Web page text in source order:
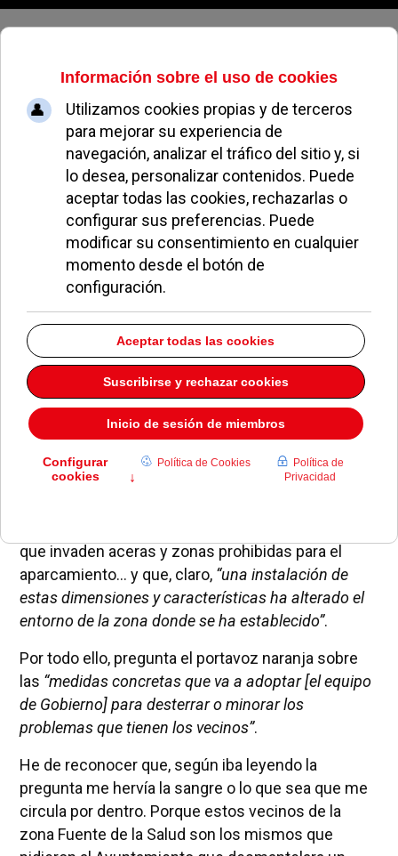
Viernes, 07 de agosto de 2026
¿Qué les pasa a algunos vecinos
cascarrabias de Fuente de la
Salud?
EL AVISPA BAJA EN POZUELO 27 MARZO 2019
Preguntaba Adolfo Moreno, portavoz de Cs
Pozuelo, en el pasado Pleno Municipal, sobre las
quejas de algunos vecinos por el recién
inaugurado Parque Deportivo Carlos Sainz. Que
que invaden aceras y zonas prohibidas para el
aparcamiento… y que, claro, “una instalación de
estas dimensiones y características ha alterado el
entorno de la zona donde se ha establecido”.
Por todo ello, pregunta el portavoz naranja sobre
las “medidas concretas que va a adoptar [el equipo
de Gobierno] para desterrar o minorar los
problemas que tienen los vecinos”.
He de reconocer que, según iba leyendo la
pregunta me hervía la sangre o lo que sea que me
circula por dentro. Porque estos vecinos de la
zona Fuente de la Salud son los mismos que